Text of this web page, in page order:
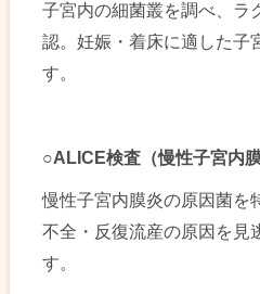
子宮内の細菌叢を調べ、ラ
認。妊娠・着床に適した子
す。
○ALICE検査（慢性子宮内
慢性子宮内膜炎の原因菌を
不全・反復流産の原因を見
す。